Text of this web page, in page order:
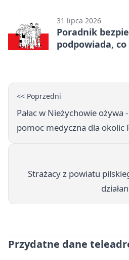
31 lipca 2026
Poradnik
podpowiada,
<< Poprzedni
Pałac w Nieżychowie
pomoc medyczna dla okolic
Strażacy z powiatu
Przydatne dane